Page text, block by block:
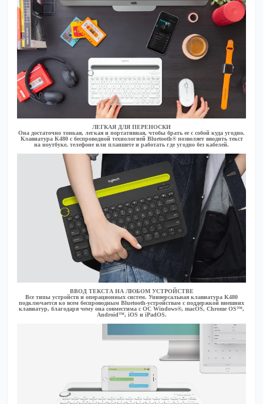
ЛЕГКАЯ ДЛЯ ПЕРЕНОСКИ
Она достаточно тонкая, легкая и портативная, чтобы брать ее с собой куда угодно.
Клавиатура K480 с беспроводной технологией Bluetooth® позволяет вводить текст
на ноутбуке, телефоне или планшете и работать где угодно без кабелей.
ВВОД ТЕКСТА НА ЛЮБОМ УСТРОЙСТВЕ
Все типы устройств и операционных систем. Универсальная клавиатура K480
подключается ко всем беспроводным Bluetooth-устройствам с поддержкой внешних
клавиатур, благодаря чему она совместима с ОС Windows®, macOS, Chrome OS™,
Android™, iOS и iPadOS.